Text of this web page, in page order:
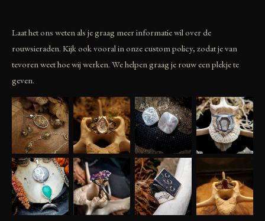
Laat het ons weten als je graag meer informatie wil over de
rouwsieraden. Kijk ook vooral in onze custom policy, zodat je van
tevoren weet hoe wij werken. We helpen graag je rouw een plekje te
geven.